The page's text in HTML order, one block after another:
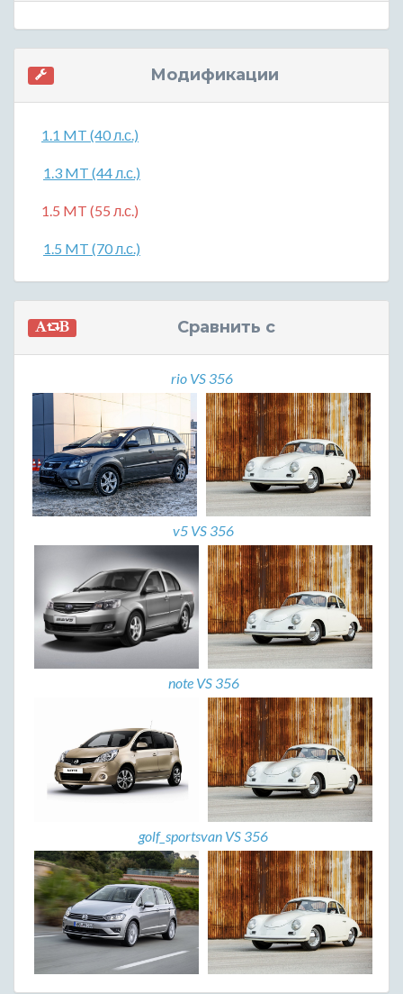
Модификации
1.1 MT (40 л.с.)
1.3 MT (44 л.с.)
1.5 MT (55 л.с.)
1.5 MT (70 л.с.)
Сравнить с
rio VS 356
v5 VS 356
note VS 356
golf_sportsvan VS 356